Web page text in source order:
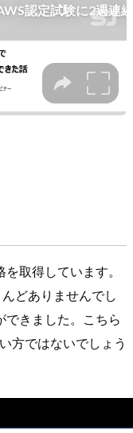
取得しています。
どありませんでし
きました。こちら
方ではないでしょう